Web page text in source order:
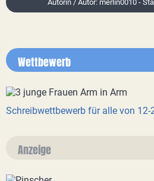
Autorin / Autor: merlin0010 -
Wettbewerb
Schreibwettbewerb für alle von 12-
Anzeige